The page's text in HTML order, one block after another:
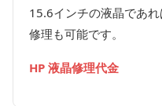
15.6インチの液晶であ
修理も可能です。
HP 液晶修理代金